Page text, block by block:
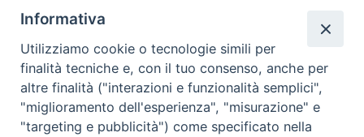
Redazione
Scrivici
Informativa
Utilizziamo cookie o tecnologie simili per
finalità tecniche e, con il tuo consenso, anche per
altre finalità ("interazioni e funzionalità semplici",
"miglioramento dell'esperienza", "misurazione" e
"targeting e pubblicità") come specificato nella